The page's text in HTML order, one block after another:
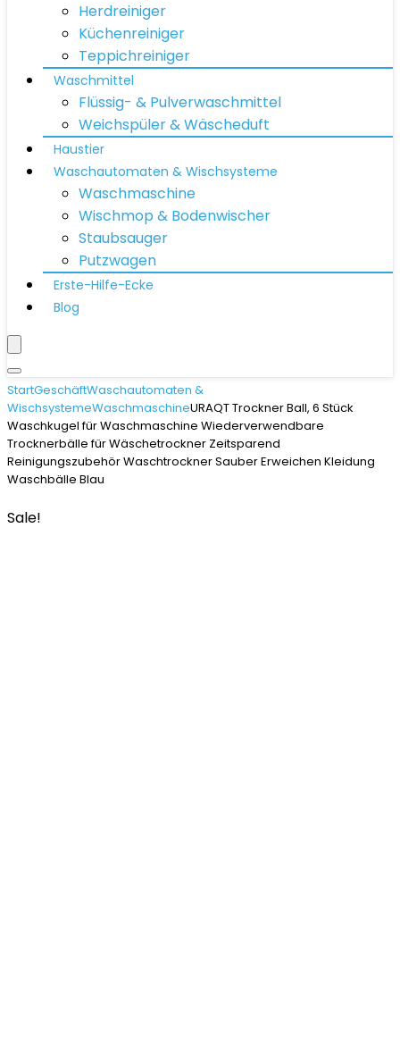
Herdreiniger
Küchenreiniger
Teppichreiniger
Waschmittel
Flüssig- & Pulverwaschmittel
Weichspüler & Wäscheduft
Haustier
Waschautomaten & Wischsysteme
Waschmaschine
Wischmop & Bodenwischer
Staubsauger
Putzwagen
Erste-Hilfe-Ecke
Blog
StartGeschäftWaschautomaten &
WischsystemeWaschmaschineURAQT Trockner Ball, 6 Stück
Waschkugel für Waschmaschine Wiederverwendbare
Trocknerbälle für Wäschetrockner Zeitsparend
Reinigungszubehör Waschtrockner Sauber Erweichen Kleidung
Waschbälle Blau
Sale!